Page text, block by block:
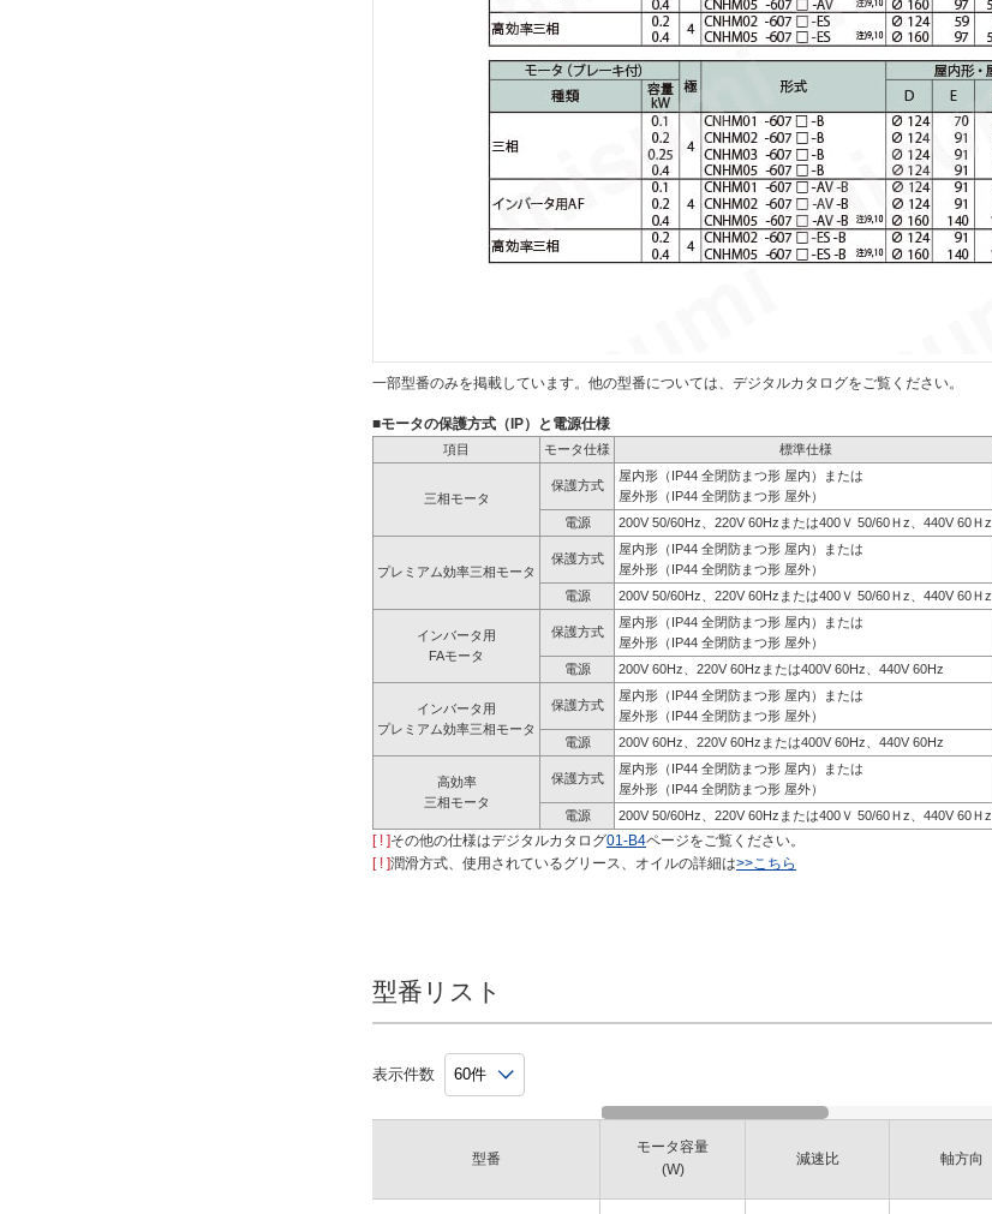
一部型番のみを掲載しています。他の型番については、デジタルカタログをご覧ください。
■モータの保護方式（IP）と電源仕様
項目 モータ仕様 標準仕様
三相モータ
保護方式
屋内形（IP44 全閉防まつ形 屋内）または
屋外形（IP44 全閉防まつ形 屋外）
電源
200V 50/60Hz、220V 60Hzまたは400Ｖ 50/60Ｈz、440V 60Ｈz
プレミアム効率三相モータ
保護方式
屋内形（IP44 全閉防まつ形 屋内）または
屋外形（IP44 全閉防まつ形 屋外）
電源
200V 50/60Hz、220V 60Hzまたは400Ｖ 50/60Ｈz、440V 60Ｈz
インバータ用
FAモータ
保護方式
屋内形（IP44 全閉防まつ形 屋内）または
屋外形（IP44 全閉防まつ形 屋外）
電源
200V 60Hz、220V 60Hzまたは400V 60Hz、440V 60Hz
インバータ用
プレミアム効率三相モータ
保護方式
屋内形（IP44 全閉防まつ形 屋内）または
屋外形（IP44 全閉防まつ形 屋外）
電源
200V 60Hz、220V 60Hzまたは400V 60Hz、440V 60Hz
高効率
三相モータ
保護方式
屋内形（IP44 全閉防まつ形 屋内）または
屋外形（IP44 全閉防まつ形 屋外）
電源
200V 50/60Hz、220V 60Hzまたは400Ｖ 50/60Ｈz、440V 60Ｈz
[ ! ]その他の仕様はデジタルカタログ01-B4ページをご覧ください。
[ ! ]潤滑方式、使用されているグリース、オイルの詳細は>>こちら
型番リスト
表示件数
型番
モータ容量
(W)
減速比 軸方向